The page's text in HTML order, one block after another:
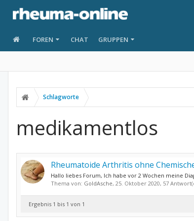
FOREN CHAT GRUPPEN
Schlagworte
medikamentlos
Rheumatoide Arthritis ohne
Hallo liebes Forum, Ich habe vor 2 Wochen meine
Thema von: GoldAsche, 25. Oktober 2020, 57
Ergebnis 1 bis 1 von 1